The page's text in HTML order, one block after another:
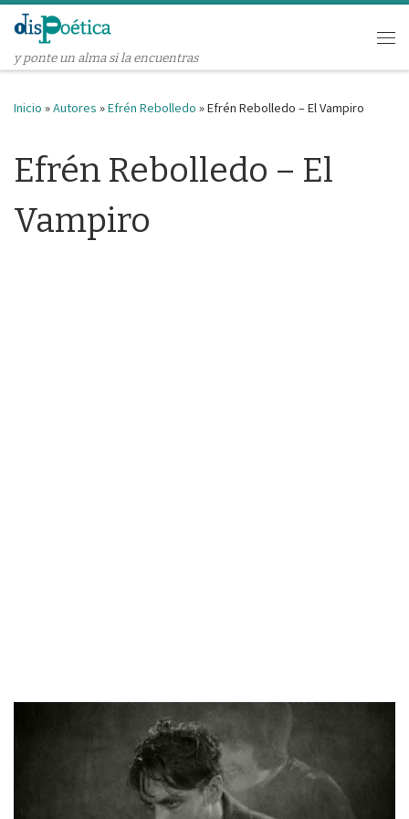
Saltar al contenido
y ponte un alma si la encuentras
Inicio »Autores »Efrén Rebolledo »Efrén Rebolledo – El Vampiro
Efrén Rebolledo – El
Vampiro